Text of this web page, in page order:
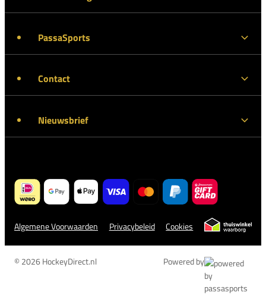
PassaSports
Contact
Nieuwsbrief
Algemene Voorwaarden Privacybeleid Cookies
© 2026 HockeyDirect.nl Powered by